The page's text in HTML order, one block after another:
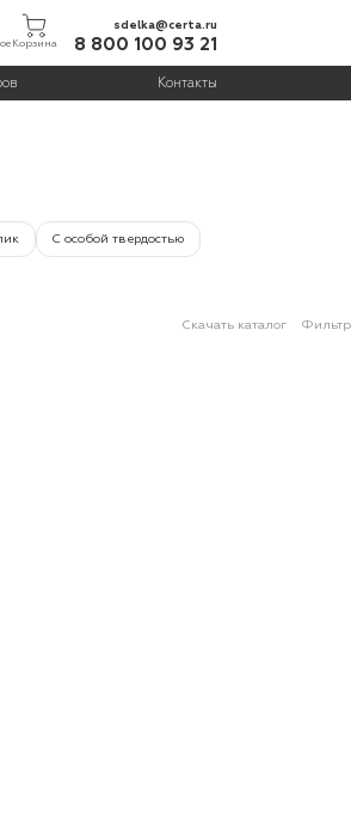
Корзина
sdelka@certa.ru
8 800 100 93 21
Контакты
С особой твердостью
Скачать каталог Фильтр